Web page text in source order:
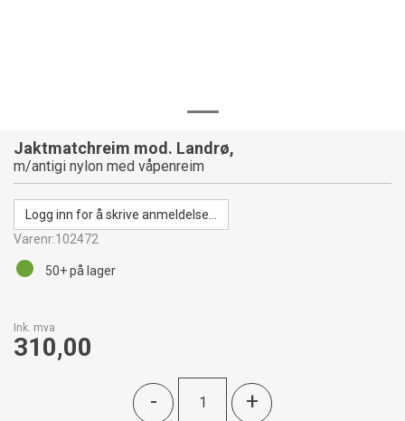
Jaktmatchreim mod. Landrø,
m/antigi nylon med våpenreim
Logg inn for å skrive anmeldelse...
Varenr:102472
Ink. mva
310,00
- +
50+på lager